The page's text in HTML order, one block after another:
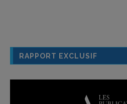
RAPPORT EXCLUSIF